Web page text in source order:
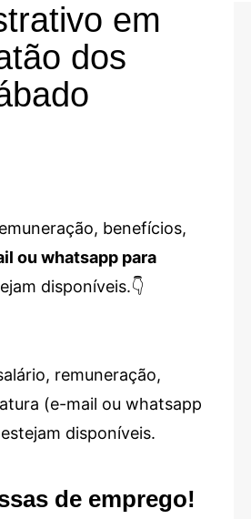
em
dos
benefícios,
ou whatsapp para
disponíveis.👇
remuneração,
(e-mail ou whatsapp
disponíveis.
de emprego!